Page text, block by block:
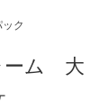
ク
ーム 大